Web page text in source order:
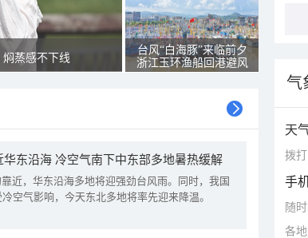
蒸感不下线
台风“白海豚”来临前夕
浙江玉环渔船回港避风
华东沿海 冷空气南下中东部多地暑热缓解
近，华东沿海多地将迎强劲台风雨。同时，我国
空气影响，今天东北多地将率先迎来降温。
气
天
拨
手
随
各